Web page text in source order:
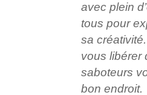
avec plein
tous pour
sa
vous libérer
saboteurs
bon endroit.